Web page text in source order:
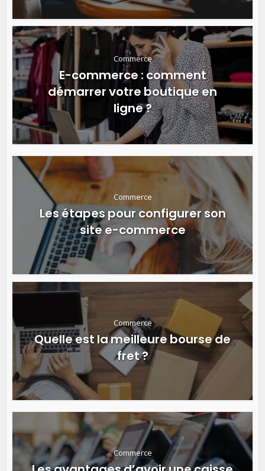
Commerce
E-commerce : comment
démarrer votre boutique en
ligne ?
Commerce
Les étapes pour configurer son
site e-commerce
Commerce
Quelle est la meilleure bourse de
fret ?
Commerce